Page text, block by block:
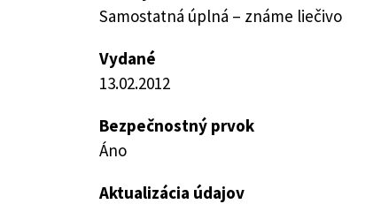
Samostatná úplná – známe liečivo
Vydané
13.02.2012
Bezpečnostný prvok
Áno
Aktualizácia údajov